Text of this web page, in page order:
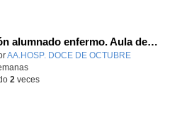
Atención alumnado enfermo. Aula dentro del hospital. Rosa María Poza Hervás
educativo.
AA.HOSP. DOCE DE OCTUBRE
2 veces